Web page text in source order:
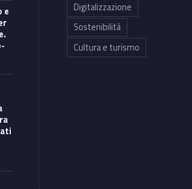
Digitalizzazione
Sostenibilità
Cultura e turismo